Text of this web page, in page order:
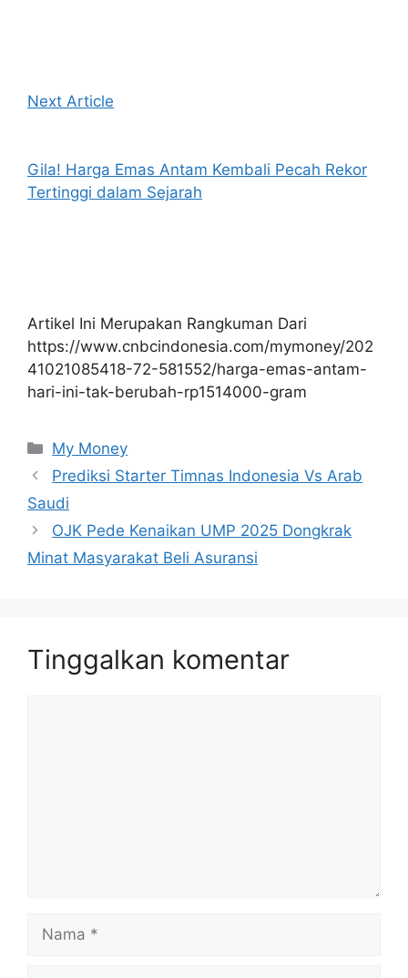
Next Article
Gila! Harga Emas Antam Kembali Pecah Rekor
Tertinggi dalam Sejarah
Artikel Ini Merupakan Rangkuman Dari
https://www.cnbcindonesia.com/mymoney/202
41021085418-72-581552/harga-emas-antam-
hari-ini-tak-berubah-rp1514000-gram
Kategori
My Money
Prediksi Starter Timnas Indonesia Vs Arab
Saudi
OJK Pede Kenaikan UMP 2025 Dongkrak
Minat Masyarakat Beli Asuransi
Tinggalkan komentar